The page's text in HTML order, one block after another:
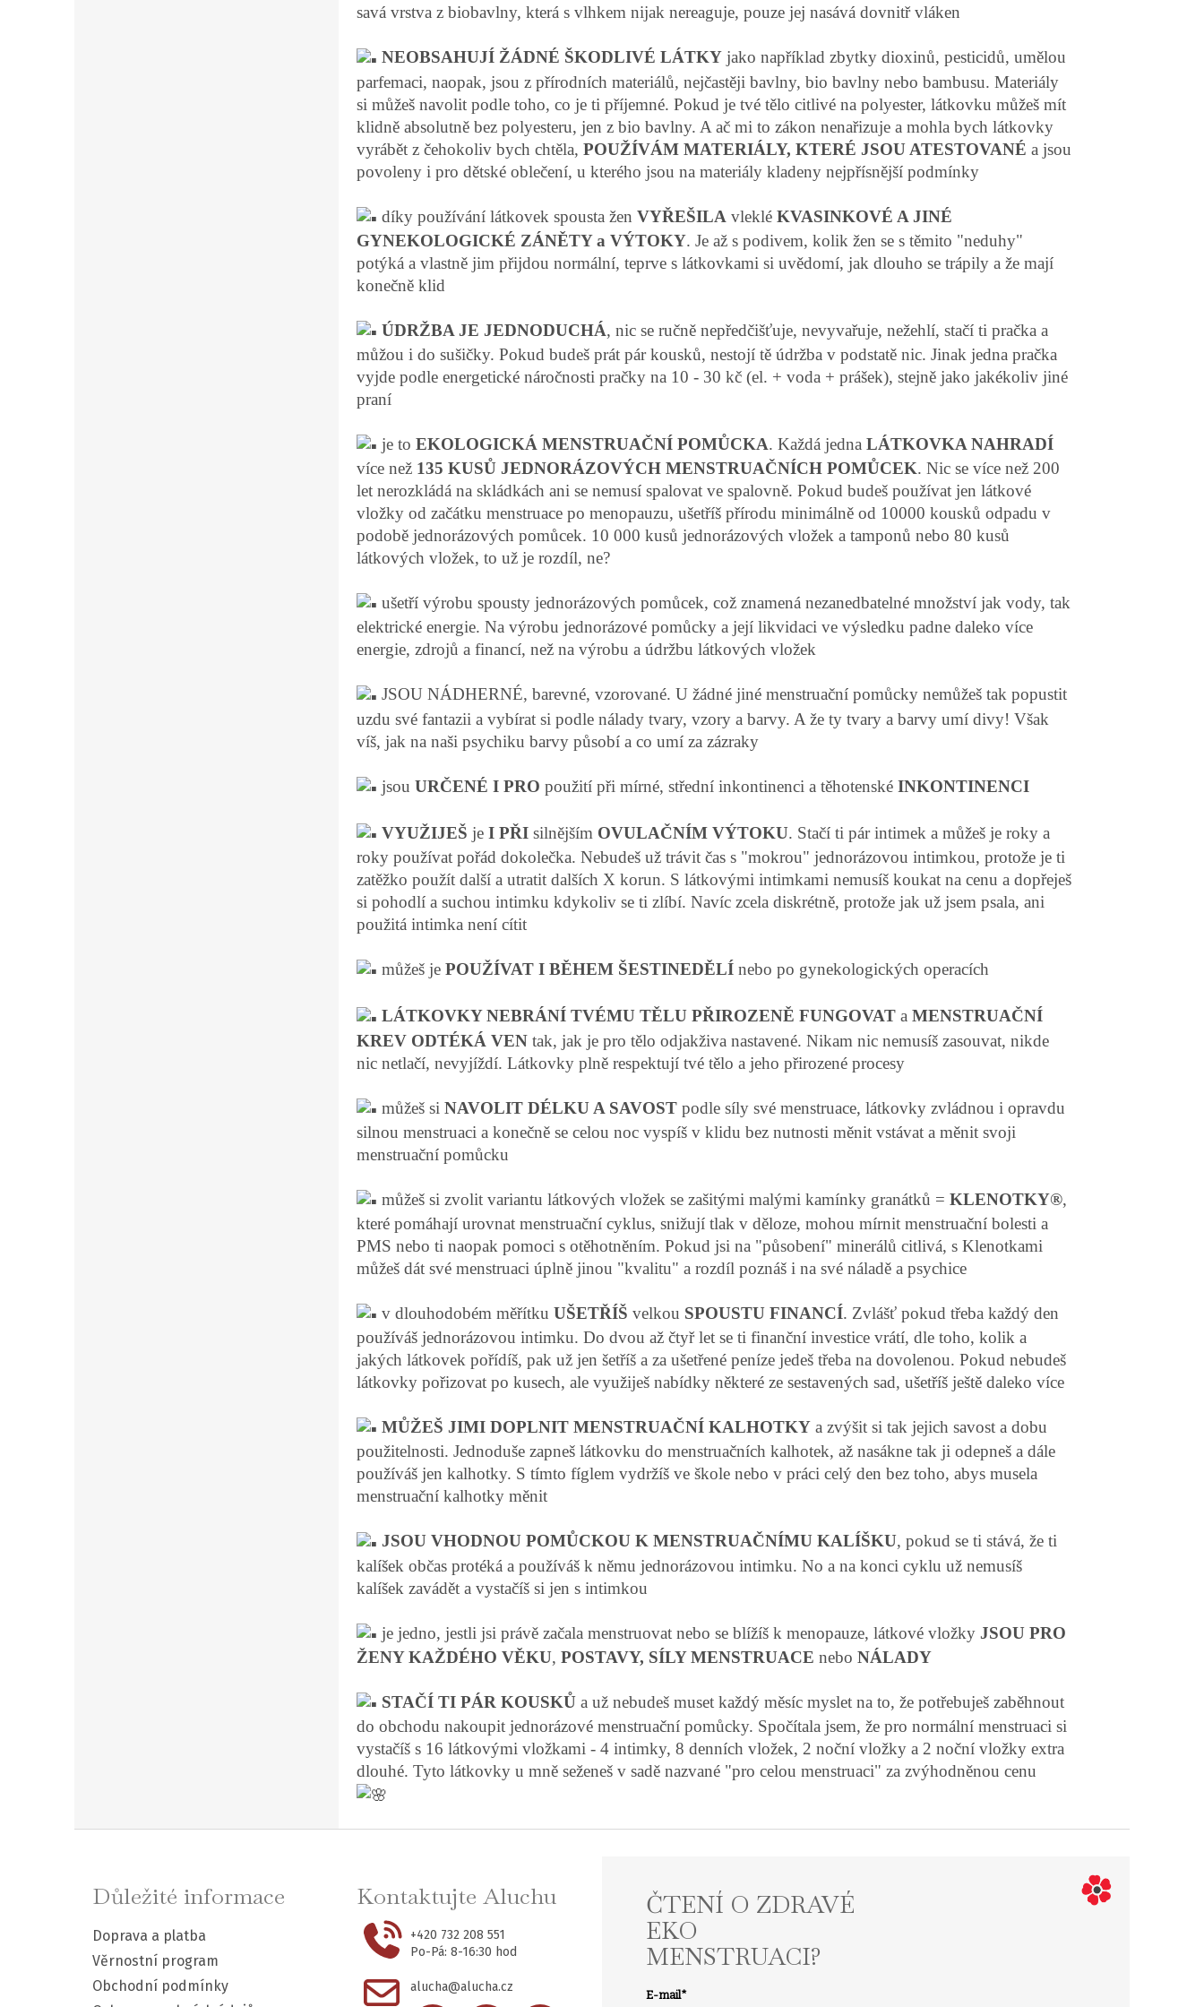
savá vrstva z biobavlny, která s vlhkem nijak nereaguje, pouze jej nasává dovnitř vláken
NEOBSAHUJÍ ŽÁDNÉ ŠKODLIVÉ LÁTKY jako například zbytky dioxinů, pesticidů, umělou
parfemaci, naopak, jsou z přírodních materiálů, nejčastěji bavlny, bio bavlny nebo bambusu. Materiály
si můžeš navolit podle toho, co je ti příjemné. Pokud je tvé tělo citlivé na polyester, látkovku můžeš mít
klidně absolutně bez polyesteru, jen z bio bavlny. A ač mi to zákon nenařizuje a mohla bych látkovky
vyrábět z čehokoliv bych chtěla, POUŽÍVÁM MATERIÁLY, KTERÉ JSOU ATESTOVANÉ a jsou
povoleny i pro dětské oblečení, u kterého jsou na materiály kladeny nejpřísnější podmínky
díky používání látkovek spousta žen VYŘEŠILA vleklé KVASINKOVÉ A JINÉ
GYNEKOLOGICKÉ ZÁNĚTY a VÝTOKY. Je až s podivem, kolik žen se s těmito "neduhy"
potýká a vlastně jim přijdou normální, teprve s látkovkami si uvědomí, jak dlouho se trápily a že mají
konečně klid
ÚDRŽBA JE JEDNODUCHÁ, nic se ručně nepředčišťuje, nevyvařuje, nežehlí, stačí ti pračka a
můžou i do sušičky. Pokud budeš prát pár kousků, nestojí tě údržba v podstatě nic. Jinak jedna pračka
vyjde podle energetické náročnosti pračky na 10 - 30 kč (el. + voda + prášek), stejně jako jakékoliv jiné
praní
je to EKOLOGICKÁ MENSTRUAČNÍ POMŮCKA. Každá jedna LÁTKOVKA NAHRADÍ
více než 135 KUSŮ JEDNORÁZOVÝCH MENSTRUAČNÍCH POMŮCEK. Nic se více než 200
let nerozkládá na skládkách ani se nemusí spalovat ve spalovně. Pokud budeš používat jen látkové
vložky od začátku menstruace po menopauzu, ušetříš přírodu minimálně od 10000 kousků odpadu v
podobě jednorázových pomůcek. 10 000 kusů jednorázových vložek a tamponů nebo 80 kusů
látkových vložek, to už je rozdíl, ne?
ušetří výrobu spousty jednorázových pomůcek, což znamená nezanedbatelné množství jak vody, tak
elektrické energie. Na výrobu jednorázové pomůcky a její likvidaci ve výsledku padne daleko více
energie, zdrojů a financí, než na výrobu a údržbu látkových vložek
JSOU NÁDHERNÉ, barevné, vzorované. U žádné jiné menstruační pomůcky nemůžeš tak popustit
uzdu své fantazii a vybírat si podle nálady tvary, vzory a barvy. A že ty tvary a barvy umí divy! Však
víš, jak na naši psychiku barvy působí a co umí za zázraky
jsou URČENÉ I PRO použití při mírné, střední inkontinenci a těhotenské INKONTINENCI
VYUŽIJEŠ je I PŘI silnějším OVULAČNÍM VÝTOKU. Stačí ti pár intimek a můžeš je roky a
roky používat pořád dokolečka. Nebudeš už trávit čas s "mokrou" jednorázovou intimkou, protože je ti
zatěžko použít další a utratit dalších X korun. S látkovými intimkami nemusíš koukat na cenu a dopřeješ
si pohodlí a suchou intimku kdykoliv se ti zlíbí. Navíc zcela diskrétně, protože jak už jsem psala, ani
použitá intimka není cítit
můžeš je POUŽÍVAT I BĚHEM ŠESTINEDĚLÍ nebo po gynekologických operacích
LÁTKOVKY NEBRÁNÍ TVÉMU TĚLU PŘIROZENĚ FUNGOVAT a MENSTRUAČNÍ
KREV ODTÉKÁ VEN tak, jak je pro tělo odjakživa nastavené. Nikam nic nemusíš zasouvat, nikde
nic netlačí, nevyjíždí. Látkovky plně respektují tvé tělo a jeho přirozené procesy
můžeš si NAVOLIT DÉLKU A SAVOST podle síly své menstruace, látkovky zvládnou i opravdu
silnou menstruaci a konečně se celou noc vyspíš v klidu bez nutnosti měnit vstávat a měnit svoji
menstruační pomůcku
můžeš si zvolit variantu látkových vložek se zašitými malými kamínky granátků = KLENOTKY®,
které pomáhají urovnat menstruační cyklus, snižují tlak v děloze, mohou mírnit menstruační bolesti a
PMS nebo ti naopak pomoci s otěhotněním. Pokud jsi na "působení" minerálů citlivá, s Klenotkami
můžeš dát své menstruaci úplně jinou "kvalitu" a rozdíl poznáš i na své náladě a psychice
v dlouhodobém měřítku UŠETŘÍŠ velkou SPOUSTU FINANCÍ. Zvlášť pokud třeba každý den
používáš jednorázovou intimku. Do dvou až čtyř let se ti finanční investice vrátí, dle toho, kolik a
jakých látkovek pořídíš, pak už jen šetříš a za ušetřené peníze jedeš třeba na dovolenou. Pokud nebudeš
látkovky pořizovat po kusech, ale využiješ nabídky některé ze sestavených sad, ušetříš ještě daleko více
MŮŽEŠ JIMI DOPLNIT MENSTRUAČNÍ KALHOTKY a zvýšit si tak jejich savost a dobu
použitelnosti. Jednoduše zapneš látkovku do menstruačních kalhotek, až nasákne tak ji odepneš a dále
používáš jen kalhotky. S tímto fíglem vydržíš ve škole nebo v práci celý den bez toho, abys musela
menstruační kalhotky měnit
JSOU VHODNOU POMŮCKOU K MENSTRUAČNÍMU KALÍŠKU, pokud se ti stává, že ti
kalíšek občas protéká a používáš k němu jednorázovou intimku. No a na konci cyklu už nemusíš
kalíšek zavádět a vystačíš si jen s intimkou
je jedno, jestli jsi právě začala menstruovat nebo se blížíš k menopauze, látkové vložky JSOU PRO
ŽENY KAŽDÉHO VĚKU, POSTAVY, SÍLY MENSTRUACE nebo NÁLADY
STAČÍ TI PÁR KOUSKŮ a už nebudeš muset každý měsíc myslet na to, že potřebuješ zaběhnout
do obchodu nakoupit jednorázové menstruační pomůcky. Spočítala jsem, že pro normální menstruaci si
vystačíš s 16 látkovými vložkami - 4 intimky, 8 denních vložek, 2 noční vložky a 2 noční vložky extra
dlouhé. Tyto látkovky u mně seženeš v sadě nazvané "pro celou menstruaci" za zvýhodněnou cenu
Důležité informace
Doprava a platba
Věrnostní program
Obchodní podmínky
Kontaktujte Aluchu
+420 732 208 551
Po-Pá: 8-16:30 hod
alucha@alucha.cz
ČTENÍ O ZDRAVÉ
EKO
MENSTRUACI?
E-mail*